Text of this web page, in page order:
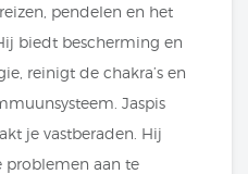
pendelen en het
biedt bescherming en
reinigt de chakra’s en
Jaspis
je vastberaden. Hij
aan te